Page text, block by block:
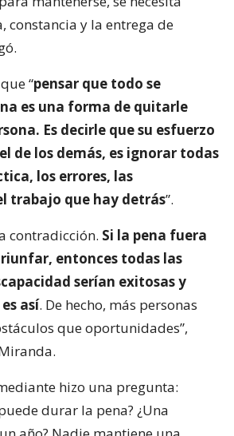
constancia y la entrega de
“pensar que todo se
es una forma de quitarle
Es decirle que su esfuerzo
de los demás, es ignorar todas
los errores, las
trabajo que hay detrás”.
contradicción. Si la pena fuera
entonces todas las
serían exitosas y
así. De hecho, más personas
que oportunidades”,
hizo una pregunta:
durar la pena? ¿Una